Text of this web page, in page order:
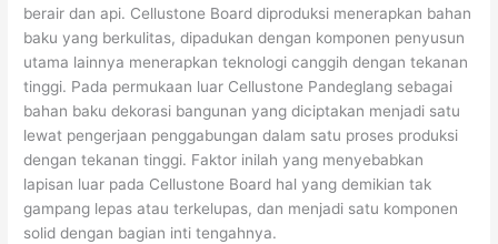
berair dan api. Cellustone Board diproduksi menerapkan bahan
baku yang berkulitas, dipadukan dengan komponen penyusun
utama lainnya menerapkan teknologi canggih dengan tekanan
tinggi. Pada permukaan luar Cellustone Pandeglang sebagai
bahan baku dekorasi bangunan yang diciptakan menjadi satu
lewat pengerjaan penggabungan dalam satu proses produksi
dengan tekanan tinggi. Faktor inilah yang menyebabkan
lapisan luar pada Cellustone Board hal yang demikian tak
gampang lepas atau terkelupas, dan menjadi satu komponen
solid dengan bagian inti tengahnya.